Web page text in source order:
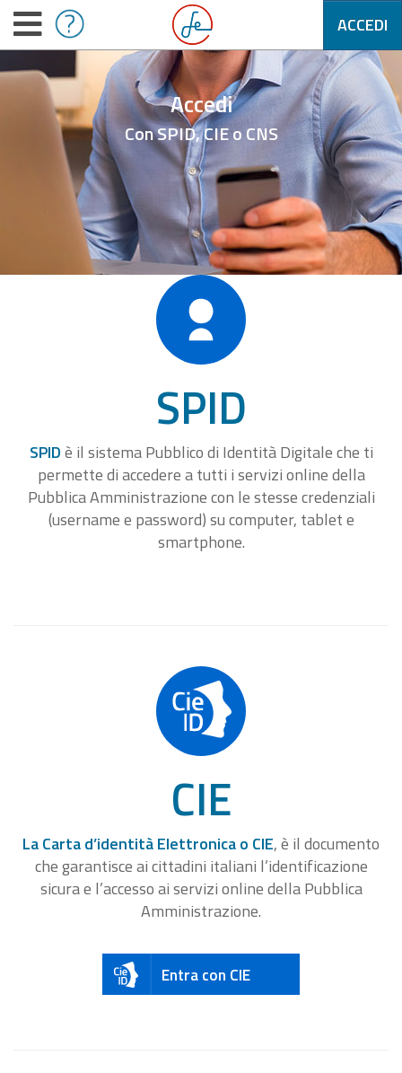
ACCEDI
Accedi
Con SPID, CIE o CNS
SPID
SPIDè il sistema Pubblico di Identità Digitale che ti
permette di accedere a tutti i servizi online della
Pubblica Amministrazione con le stesse credenziali
(username e password) su computer, tablet e
smartphone.
CIE
La Carta d’identità Elettronica o CIE, è il documento
che garantisce ai cittadini italiani l’identificazione
sicura e l’accesso ai servizi online della Pubblica
Amministrazione.
Entra con CIE